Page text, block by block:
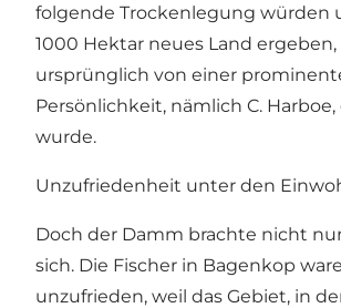
folgende Trockenlegung würden
1000 Hektar neues Land ergeben,
ursprünglich von einer
Persönlichkeit, nämlich C.
wurde.
Unzufriedenheit unter den
Doch der Damm brachte nicht
sich. Die Fischer in Bagenkop
unzufrieden, weil das Gebiet, in